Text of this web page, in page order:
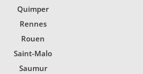
Quimper
Rennes
Rouen
Saint-Malo
Saumur